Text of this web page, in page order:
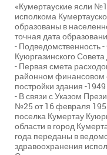
«Кумертауские ясли
исполкома
образованы в
точная дата
- Подведомственность
Куюргазинского
- Первая смета
районном финансовом
постройки здания -1949
- В связи с Указом
№25 от 16 февраля
поселка Кумертау
области в город
года переданы в
здравоохранения